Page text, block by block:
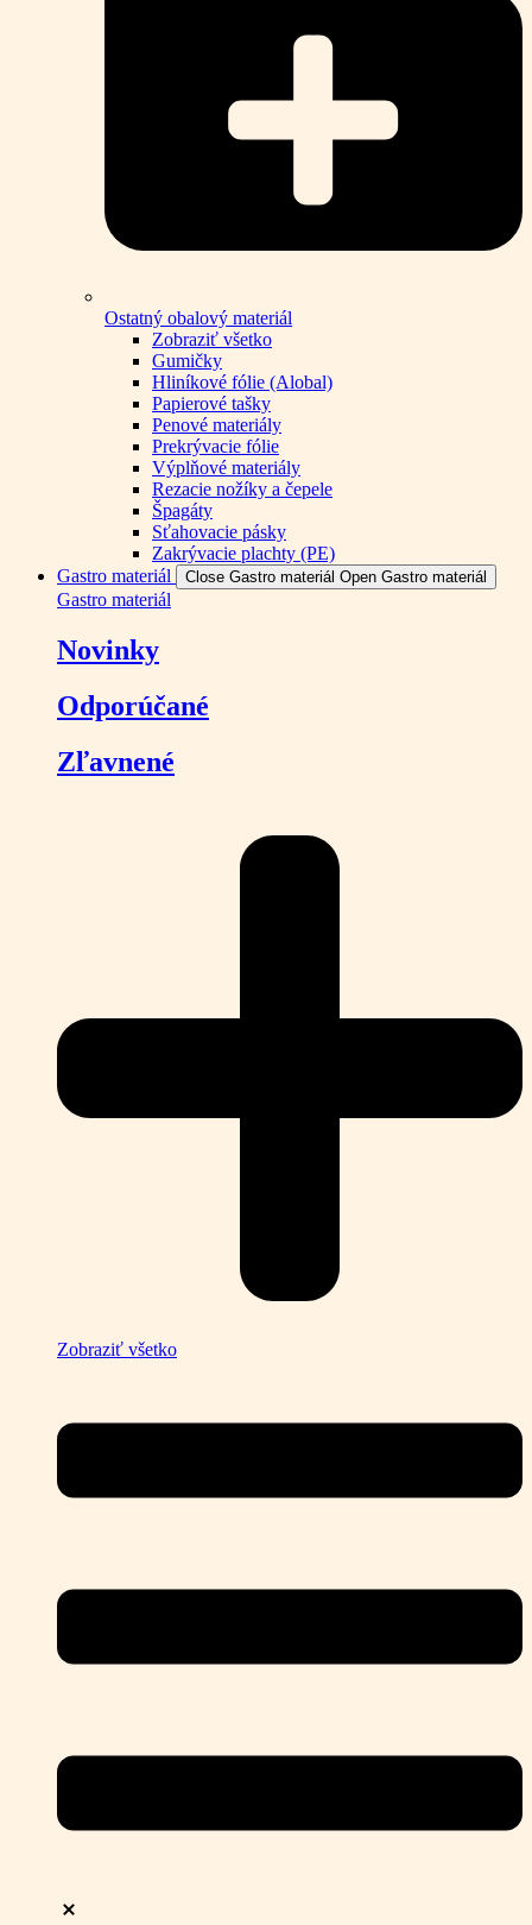
Ostatný obalový materiál
Zobraziť všetko
Gumičky
Hliníkové fólie (Alobal)
Papierové tašky
Penové materiály
Prekrývacie fólie
Výplňové materiály
Rezacie nožíky a čepele
Špagáty
Sťahovacie pásky
Zakrývacie plachty (PE)
Gastro materiál
Close Gastro materiál Open Gastro materiál
Gastro materiál
Novinky
Odporúčané
Zľavnené
Zobraziť všetko